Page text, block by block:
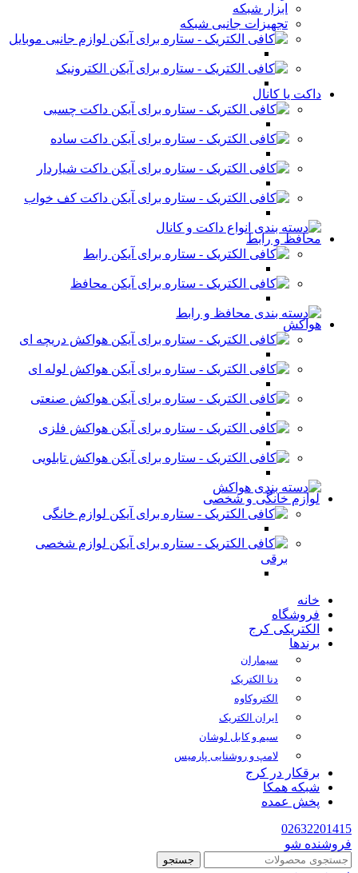
ابزار شبکه
تجهیزات جانبی شبکه
لوازم جانبی موبایل
الکترونیک
داکت یا کانال
داکت چسبی
داکت ساده
داکت شیاردار
داکت کف خواب
محافظ و رابط
رابط
محافظ
هواکش
هواکش دریچه ای
هواکش لوله ای
هواکش صنعتی
هواکش فلزی
هواکش تابلویی
لوازم خانگی و شخصی
لوازم خانگی
لوازم شخصی
برقی
خانه
فروشگاه
الکتریکی کرج
برندها
سیماران
دنا الکتریک
الکتروکاوه
ایران الکتریک
سیم و کابل لوشان
لامپ و روشنایی پارمیس
برقکار در کرج
شبکه همکا
پخش عمده
02632201415
فروشنده شو
جستجو